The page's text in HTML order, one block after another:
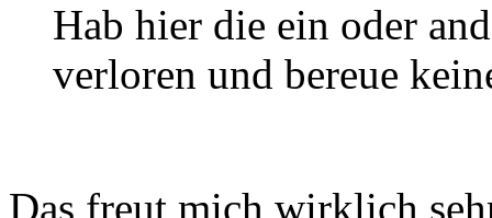
Hab hier die ein oder
verloren und bereue
Das freut mich wirklich